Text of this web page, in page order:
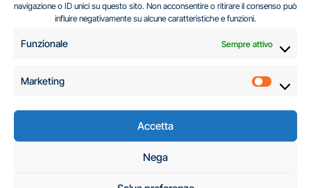
navigazione o ID unici su questo sito. Non acconsentire o ritirare il consenso può
influire negativamente su alcune caratteristiche e funzioni.
Funzionale Sempre attivo
Marketing
Accetta
Nega
Centro Analisi e Studi Italus © Tutti i diritti riservati
C.A.S.I. – Centro
Analisi e Studi Italus